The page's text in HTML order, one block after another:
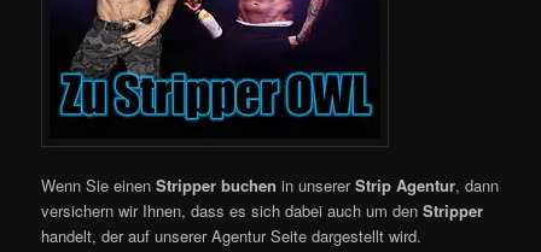
Wenn Sie einenStripper buchen in unsererStrip Agentur, dann
versichern wir Ihnen,dass es sich dabei auch um denStripper
handelt, der auf unserer Agentur Seite dargestellt wird.